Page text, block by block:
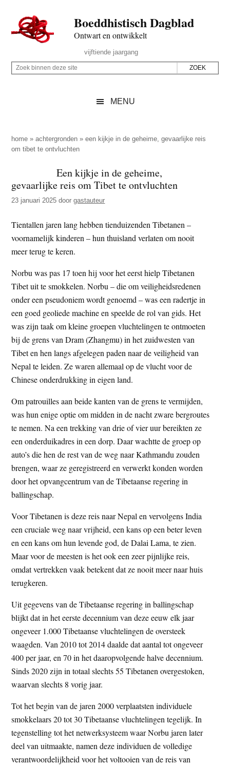
naar
de
inhoud
secondary
naar
de
sidebar
naar
de
Boeddhistisch Dagblad
Ontwart en ontwikkelt
Rechts
vijftiende jaargang
Z
p
d
z
e
i
t
e
Z
i
n
n
d
z
e
s
i
t
MENU
home »achtergronden »een kijkje in de geheime, gevaarlijke reis
om tibet te ontvluchten
Een kijkje in de geheime,
gevaarlijke reis om Tibet te ontvluchten
23 januari 2025 doorgastauteur
Tientallen jaren lang hebben tienduizenden Tibetanen –
voornamelijk kinderen – hun thuisland verlaten om nooit
meer terug te keren.
Norbu was pas 17 toen hij voor het eerst hielp Tibetanen
Tibet uit te smokkelen. Norbu – die om veiligheidsredenen
onder een pseudoniem wordt genoemd – was een radertje in
een goed geoliede machine en speelde de rol van gids. Het
was zijn taak om kleine groepen vluchtelingen te ontmoeten
bij de grens van Dram (Zhangmu) in het zuidwesten van
Tibet en hen langs afgelegen paden naar de veiligheid van
Nepal te leiden. Ze waren allemaal op de vlucht voor de
Chinese onderdrukking in eigen land.
Om patrouilles aan beide kanten van de grens te vermijden,
was hun enige optie om midden in de nacht zware bergroutes
te nemen. Na een trekking van drie of vier uur bereikten ze
een onderduikadres in een dorp. Daar wachtte de groep op
auto’s die hen de rest van de weg naar Kathmandu zouden
brengen, waar ze geregistreerd en verwerkt konden worden
door het opvangcentrum van de Tibetaanse regering in
ballingschap.
Voor Tibetanen is deze reis naar Nepal en vervolgens India
een cruciale weg naar vrijheid, een kans op een beter leven
en een kans om hun levende god, de Dalai Lama, te zien.
Maar voor de meesten is het ook een zeer pijnlijke reis,
omdat vertrekken vaak betekent dat ze nooit meer naar huis
terugkeren.
Uit gegevens van de Tibetaanse regering in ballingschap
blijkt dat in het eerste decennium van deze eeuw elk jaar
ongeveer 1.000 Tibetaanse vluchtelingen de oversteek
waagden. Van 2010 tot 2014 daalde dat aantal tot ongeveer
400 per jaar, en 70 in het daaropvolgende halve decennium.
Sinds 2020 zijn in totaal slechts 55 Tibetanen overgestoken,
waarvan slechts 8 vorig jaar.
Tot het begin van de jaren 2000 verplaatsten individuele
smokkelaars 20 tot 30 Tibetaanse vluchtelingen tegelijk. In
tegenstelling tot het netwerksysteem waar Norbu jaren later
deel van uitmaakte, namen deze individuen de volledige
verantwoordelijkheid voor het voltooien van de reis van